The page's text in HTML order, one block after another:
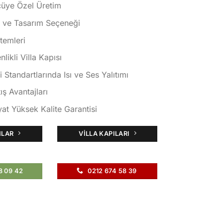
Özel Üretim
ve Tasarım Seçeneği
Villa Kapısı
Isı ve Ses Yalıtımı
Avantajları
Yüksek Kalite Garantisi
VILLA KAPILARI
09 42 0212 674 58 39